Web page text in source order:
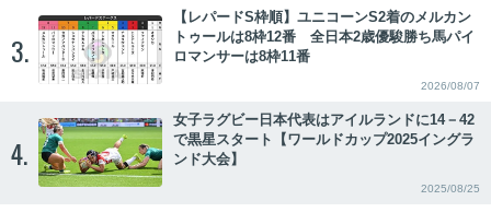
3.
【レパードS枠順】ユニコーンS2着のメルカン
トゥールは8枠12番 全日本2歳優駿勝ち馬パイ
ロマンサーは8枠11番
2026/08/07
4.
女子ラグビー日本代表はアイルランドに14－42
で黒星スタート【ワールドカップ2025イングラ
ンド大会】
2025/08/25